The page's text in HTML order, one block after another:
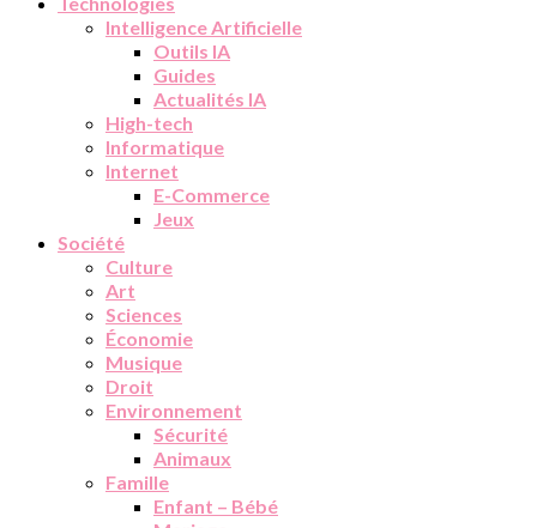
Intelligence Artificielle
Outils IA
Guides
Actualités IA
High-tech
Informatique
Internet
E-Commerce
Jeux
Société
Culture
Art
Sciences
Économie
Musique
Droit
Environnement
Sécurité
Animaux
Famille
Enfant – Bébé